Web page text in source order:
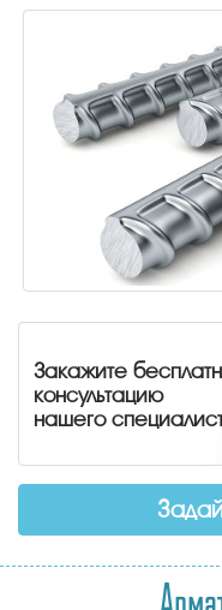
Закажите
консультацию
нашего